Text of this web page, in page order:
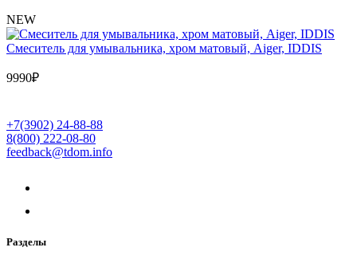
NEW
Cмеситель для умывальника, хром матовый, Aiger, IDDIS
9990₽
+7(3902) 24-88-88
8(800) 222-08-80
feedback@tdom.info
Разделы